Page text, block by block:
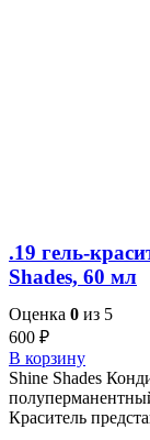
.19 гель-
Shades, 60 мл
Оценка 0 из 5
600 ₽
В корзину
Shine Shades
Краситель